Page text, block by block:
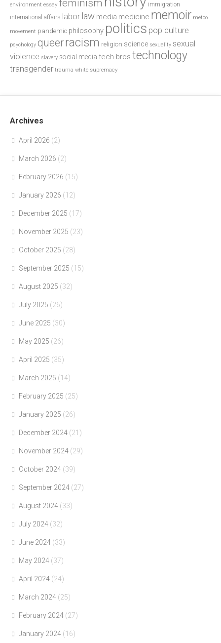
environment essay feminism immigration
international affairs labor law media medicine memoir metoo
movement pandemic philosophy politics pop culture
psychology queerracism religion science sexuality sexual
violence slavery social media tech bros technology
transgender trauma white supremacy
Archives
April 2026 (2)
March 2026 (2)
February 2026 (15)
January 2026 (12)
December 2025 (17)
November 2025 (23)
October 2025 (28)
September 2025 (15)
August 2025 (32)
July 2025 (26)
June 2025 (30)
May 2025 (26)
April 2025 (35)
March 2025 (14)
February 2025 (25)
January 2025 (26)
December 2024 (21)
November 2024 (29)
October 2024 (39)
September 2024 (27)
August 2024 (33)
July 2024 (32)
June 2024 (33)
May 2024 (37)
April 2024 (24)
March 2024 (25)
February 2024 (27)
January 2024 (16)